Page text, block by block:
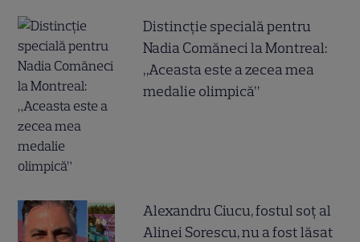
Distincție specială pentru
Nadia Comăneci la Montreal:
„Aceasta este a zecea mea
medalie olimpică”
Alexandru Ciucu, fostul soț al
Alinei Sorescu, nu a fost lăsat